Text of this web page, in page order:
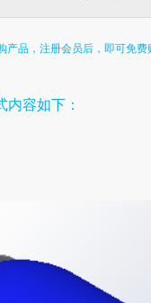
产品，注册会员后，即可免
内容如下：